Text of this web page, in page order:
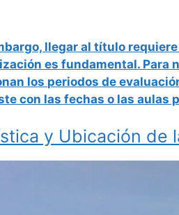
llegar al título
es fundamental. Para
los periodos de
con las fechas o las aulas
y Ubicación de